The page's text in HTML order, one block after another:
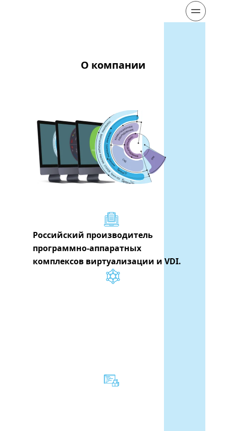
О компании
Российский производитель
программно-аппаратных